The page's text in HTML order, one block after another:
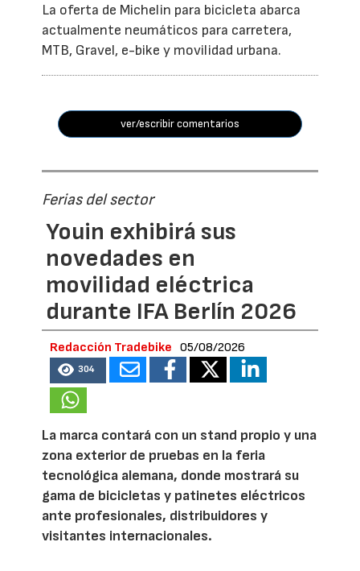
La oferta de Michelin para bicicleta abarca
actualmente neumáticos para carretera,
MTB, Gravel, e-bike y movilidad urbana.
ver/escribir comentarios
Ferias del sector
Youin exhibirá sus
novedades en
movilidad eléctrica
durante IFA Berlín 2026
Redacción Tradebike 05/08/2026
304
La marca contará con un stand propio y una
zona exterior de pruebas en la feria
tecnológica alemana, donde mostrará su
gama de bicicletas y patinetes eléctricos
ante profesionales, distribuidores y
visitantes internacionales.